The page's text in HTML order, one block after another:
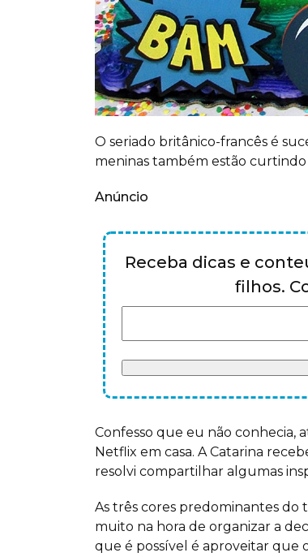
O seriado britânico-francês é
meninas também estão curtindo
Anúncio
Receba dicas e
filhos.
Confesso que eu não conhecia,
Netflix em casa. A Catarina
resolvi compartilhar algumas
As três cores predominantes do
muito na hora de organizar a
que é possível é aproveitar que